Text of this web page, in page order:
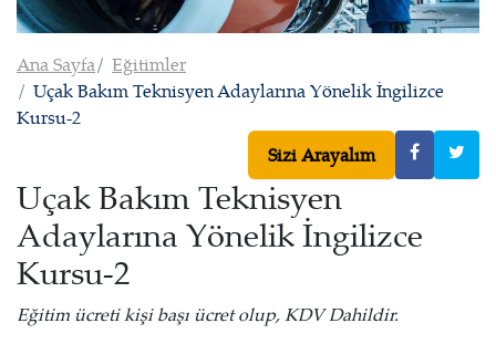
Ana Sayfa
Eğitimler
Uçak Bakım Teknisyen Adaylarına Yönelik İngilizce
Kursu-2
Sizi Arayalım
Uçak Bakım Teknisyen
Adaylarına Yönelik İngilizce
Kursu-2
Eğitim ücreti kişi başı ücret olup, KDV Dahildir.